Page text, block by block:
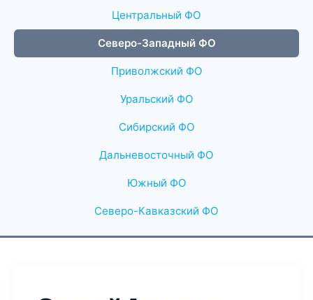
Центральный ФО
Северо-Западный ФО
Приволжский ФО
Уральский ФО
Сибирский ФО
Дальневосточный ФО
Южный ФО
Северо-Кавказский ФО